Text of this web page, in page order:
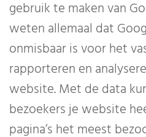
gebruik te maken van
weten allemaal dat
onmisbaar is voor het
rapporteren en
website. Met de data
bezoekers je website
pagina’s het meest